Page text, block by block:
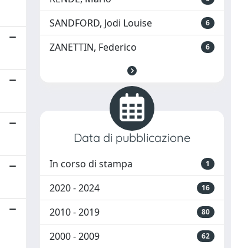
SANDFORD, Jodi Louise 6
ZANETTIN, Federico 6
Data di pubblicazione
In corso di stampa 1
2020 - 2024 16
2010 - 2019 80
2000 - 2009 62